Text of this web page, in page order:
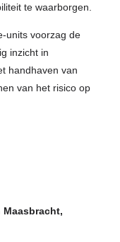
te waarborgen.
units voorzag de
inzicht in
handhaven van
van het risico op